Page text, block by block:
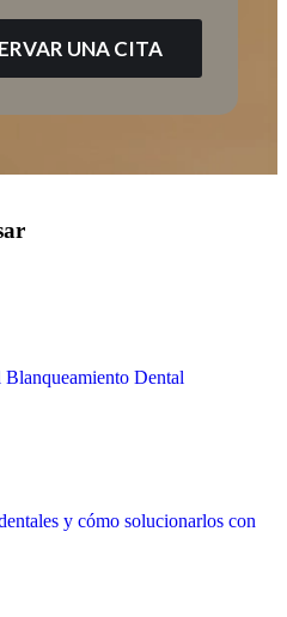
Dental
y cómo solucionarlos con